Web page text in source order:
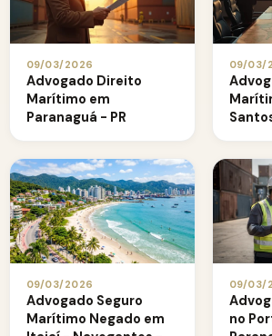
09/03/2026
Advogado Direito
Marítimo em
Paranaguá - PR
09/03/
09/03/2026
Advogado Seguro
Marítimo Negado em
09/03/
no